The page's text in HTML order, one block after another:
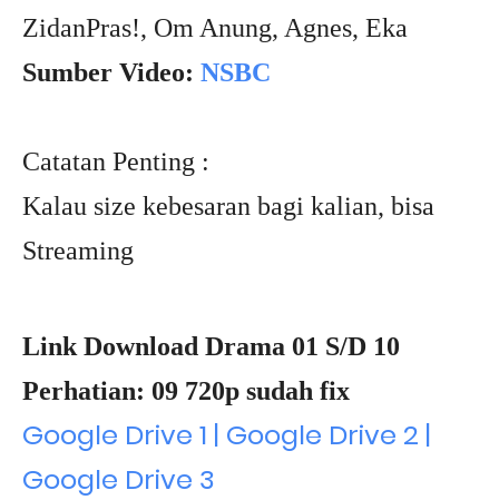
ZidanPras!, Om Anung, Agnes, Eka
Sumber Video: NSBC
Catatan Penting :
Kalau size kebesaran bagi kalian, bisa
Streaming
Link Download Drama 01 S/D 10
Perhatian: 09 720p sudah fix
Google Drive 1 | Google Drive 2 |
Google Drive 3